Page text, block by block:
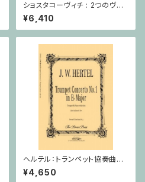
ショスタコーヴィチ : 2つのヴァ
イオリンとピアノのための 5つの
小品 / ヴァイオリン2とピアノ
¥6,410
ヘルテル：トランペット協奏曲第1
番 変ホ長調/トランペット・ピア
ノ
¥4,650